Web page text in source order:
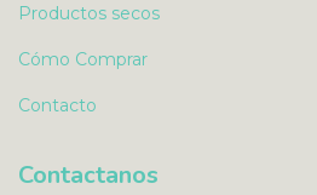
Productos secos
Cómo Comprar
Contacto
Contactanos